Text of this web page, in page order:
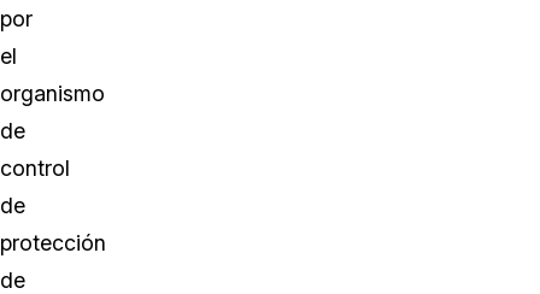
por
el
organismo
de
control
de
protección
de